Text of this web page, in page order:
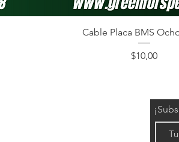
Cable Placa BMS
Precio
$10,00